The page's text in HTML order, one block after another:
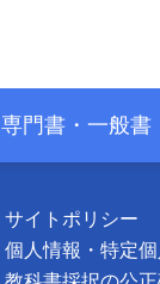
専門書・ 一般書
サイトポリシー
個人情報・特定